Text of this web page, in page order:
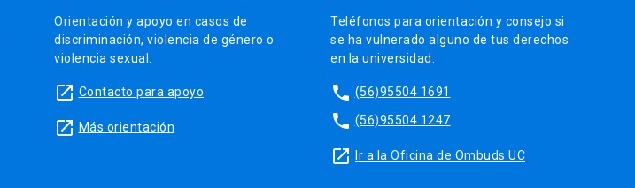
Orientación y apoyo en casos de
discriminación, violencia de género o
violencia sexual.
launch Contacto para apoyo
launch Más orientación
Teléfonos para orientación y consejo si
se ha vulnerado alguno de tus derechos
en la universidad.
phone (56)95504 1691
phone (56)95504 1247
launch Ir a la Oficina de Ombuds UC